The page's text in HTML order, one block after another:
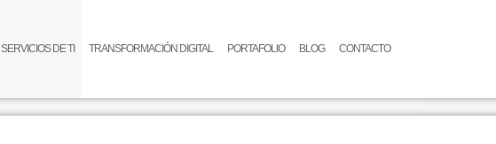
SERVICIOS DE TI TRANSFORMACIÓN DIGITAL PORTAFOLIO BLOG CONTACTO